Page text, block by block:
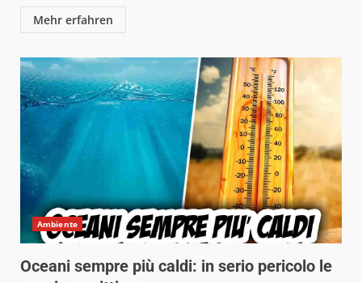
Mehr erfahren
Ambiente
Oceani sempre più caldi: in serio pericolo le